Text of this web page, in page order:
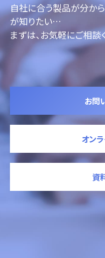
自社に合う製品が分か
が知りたい…
まずは、お気軽にご相談
お問
オン
資